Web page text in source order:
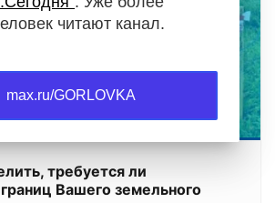
требуется ли
Вашего земельного
читают канал.
max.ru/GORLOVKA